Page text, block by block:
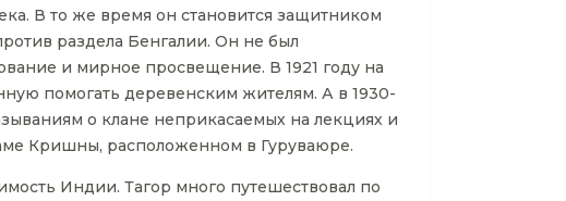
В то же время он становится защитником
раздела Бенгалии. Он не был
и мирное просвещение. В 1921 году на
помогать деревенским жителям. А в 1930-
о клане неприкасаемых на лекциях и
Кришны, расположенном в Гуруваюре.
Индии. Тагор много путешествовал по